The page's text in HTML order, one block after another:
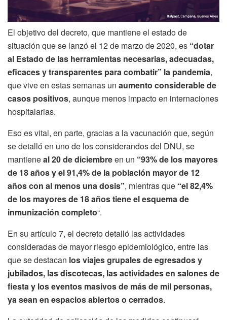
El objetivo del decreto, que mantiene el estado de
situación que se lanzó el 12 de marzo de 2020, es “dotar
al Estado de las herramientas necesarias, adecuadas,
eficaces y transparentes para combatir” la pandemia,
que vive en estas semanas un aumento considerable de
casos positivos, aunque menos impacto en internaciones
hospitalarias.
Eso es vital, en parte, gracias a la vacunación que, según
se detalló en uno de los considerandos del DNU, se
mantieneal 20 de diciembreen un “93% de los mayores
de 18 años y el 91,4% de la población mayor de 12
años con al menos una dosis”, mientras que “el 82,4%
de los mayores de 18 años tiene el esquema de
inmunización completo“.
En su artículo 7, el decreto detalló las actividades
consideradas de mayor riesgo epidemiológico, entre las
que se destacan los viajes grupales de egresados y
jubilados, las discotecas, las actividades en salones de
fiesta y los eventos masivos de más de mil personas,
ya sean en espacios abiertos o cerrados.